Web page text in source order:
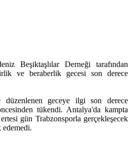
Beşiktaşlılar Derneği tarafından
ve beraberlik gecesi son derece
geceye ilgi son derece
tükendi. Antalya'da kampta
gün Trabzonsporla gerçekleşecek
edemedi.